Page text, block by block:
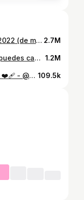
114. Notas: 14 de noviembre de 2022 (de mí para mí) puedes añadir lo que quieras en función de cómo te sientas pero no borres nada, esto último es importante, no quiero que se te olvide por qué lo escribiste. Recuerda: 1) Abrazar fuerte. 2) Disfrutar y querer sin miedo. 3) Confiar, no metas a todo el mundo en el mismo saco. 4) No quedarte con nada dentro, di lo que tengas decir. 5) Dejar el rencor a un lado. 6) Frenar y escucharte. 7) Dejar de esperar a que sea el momento perfecto. 8) Asegurarte de tener personas cerca que no tengan miedo a decirte lo que sienten. 9) Dar todo lo que puedas, es tu recuerdo, tu sueño y prefiero recordarme dándolo todo, a pensar que pude dar más y no lo hice. 10) Cambiar lo que tengas que cambiar y valorar lo que estás viviendo. 11) Sin soltar palabra las personas que te quieren de verdad son capaces de decírtelo todo. 12) Lo mejor de tu mundo no tiene prisa. 13) …. Tienes toda la vida para terminar esta nota.- @guillermofera #quotes #quote #frases #frase #granada #almeria #textos #escritos #notas 2.7M
71. Quédate donde sientas que puedes cambiar el mundo, donde se emocionen con tu emoción aunque no la entiendan, donde sientas que los momentos no tienen reloj, donde los besos y los abrazos no se pidan, donde el tiempo no sea el protagonista. Tu mejor tú y mi mejor yo, donde seamos lo mejor de nosotros. Quiero momentos que sean recuerdos, quiero vida ganada a pesar de saber en mi interior que el tiempo se acaba. Quiero desconectar contigo y conectar cuando nos dé la gana.- @guillermofera #quotes #quote #frases #frase #granada #almeria #textos #escritos #notas 1.2M
¿Quién se te viene a la cabeza? ❤️‍🩹 - @guillermofera ☁️ Gracias por apoyarme y compartir mis frases y textos. Tienes mucho de todo en mi perfil 🤎 #frases #frase #quotes #quote #notas #granada 109.5k